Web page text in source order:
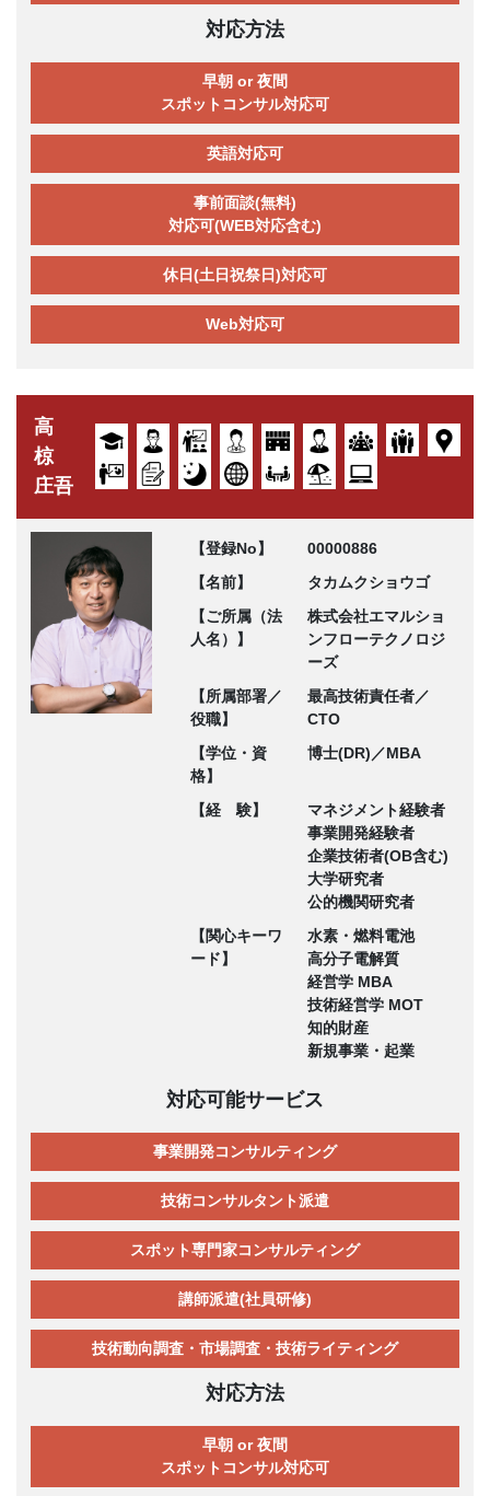
対応方法
早朝 or 夜間
スポットコンサル対応可
英語対応可
事前面談(無料)
対応可(WEB対応含む)
休日(土日祝祭日)対応可
Web対応可
高
椋
庄吾
【登録No】
00000886
【名前】
タカムクショウゴ
【ご所属（法
人名）】
株式会社エマルショ
ンフローテクノロジ
ーズ
【所属部署／
役職】
最高技術責任者／
CTO
【学位・資
格】
博士(DR)／MBA
【経 験】
マネジメント経験者
事業開発経験者
企業技術者(OB含む)
大学研究者
公的機関研究者
【関心キーワ
ード】
水素・燃料電池
高分子電解質
経営学 MBA
技術経営学 MOT
知的財産
新規事業・起業
対応可能サービス
事業開発コンサルティング
技術コンサルタント派遣
スポット専門家コンサルティング
講師派遣(社員研修)
技術動向調査・市場調査・技術ライティング
対応方法
早朝 or 夜間
スポットコンサル対応可